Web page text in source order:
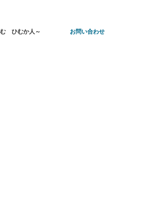
ひむか人～ お問い合わせ